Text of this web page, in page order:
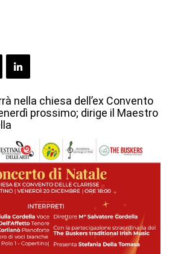
nella chiesa dell’ex Convento
prossimo; dirige il Maestro